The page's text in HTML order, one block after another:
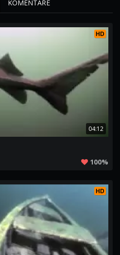
KOMENTÁŘE
HD
04:12
100%
HD